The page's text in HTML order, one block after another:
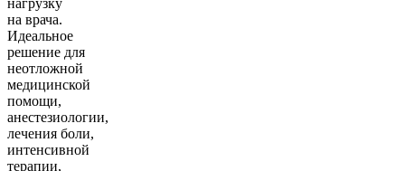
нагрузку
на врача.
Идеальное
решение для
неотложной
медицинской
помощи,
анестезиологии,
лечения боли,
интенсивной
терапии,